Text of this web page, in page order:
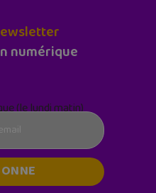
numérique
(le lundi matin)